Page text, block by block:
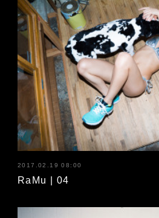
2017.02.19 08:00
RaMu | 04